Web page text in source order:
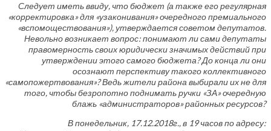
Следует иметь ввиду, что бюджет (а также его регулярная
«корректировка» для «узаконивания» очередного премиального
«вспомоществования»), утверждается советом депутатов.
Невольно возникает вопрос: понимают ли сами депутаты
правомерность своих юридически значимых действий при
утверждении этого самого бюджета? До конца ли они
осознают перспективу такого коллективного
«самопожертвования»? Ведь жители района выбирали их не для
того, чтобы безропотно поднимать ручки «ЗА» очередную
блажь «администраторов» районных ресурсов?
В понедельник, 17.12.2018г., в 19 часов по адресу: